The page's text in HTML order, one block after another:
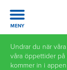
innehåll
Undrar du när
våra öppettider på
kommer in i
Meny
MENY